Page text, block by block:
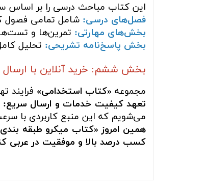
این کتاب مباحث درسی را بر اساس
فصل‌های درسی: شامل تمامی فصول
بخش‌های مهارتی: تمرین‌ها و
بخش پاسخ‌نامه تشریحی: تحلیل
بخش ششم: خرید آنلاین با
مجموعه «کتاب استخدامی» فرایند
تعهد کیفیت خدمات و ارسال سریع:
می‌شویم که این منبع کاربردی با
همین امروز «کتاب میکرو طبقه
کسب درصد بالا و موفقیت در عربی